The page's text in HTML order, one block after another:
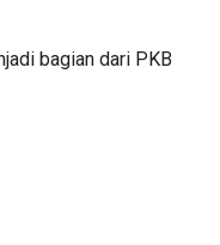
bagian dari PKB